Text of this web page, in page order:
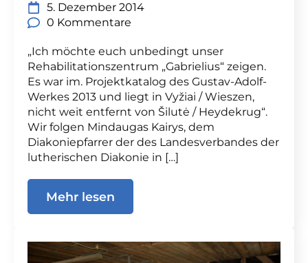
5. Dezember 2014
0 Kommentare
„Ich möchte euch unbedingt unser
Rehabilitationszentrum „Gabrielius“ zeigen.
Es war im. Projektkatalog des Gustav-Adolf-
Werkes 2013 und liegt in Vyžiai / Wieszen,
nicht weit entfernt von Šilutė / Heydekrug“.
Wir folgen Mindaugas Kairys, dem
Diakoniepfarrer der des Landesverbandes der
lutherischen Diakonie in […]
Mehr lesen